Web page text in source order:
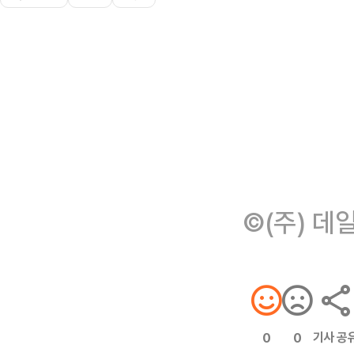
©(주) 데
0 0 기사 공